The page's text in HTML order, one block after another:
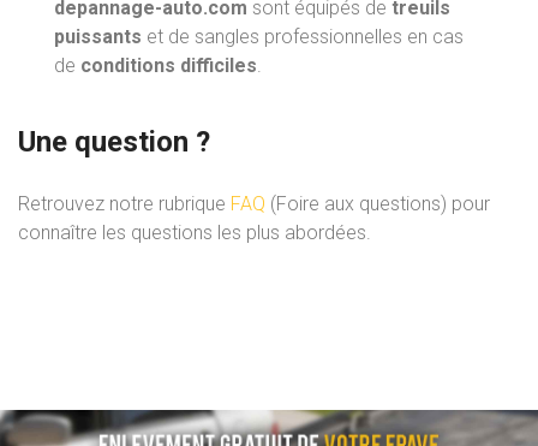
depannage-auto.com sont équipés de treuils
puissants et de sangles professionnelles en cas
de conditions difficiles.
Une question ?
Retrouvez notre rubrique FAQ (Foire aux questions) pour
connaître les questions les plus abordées.